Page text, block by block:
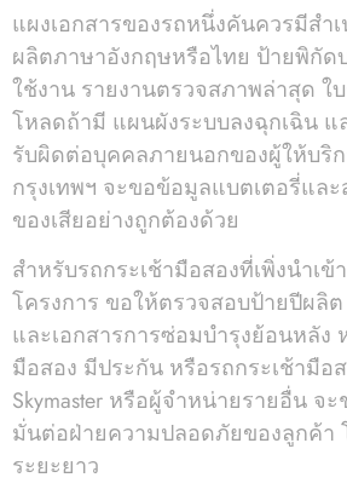
แผงเอกสารของรถหนึ่งคันควรมีสำ
ผลิตภาษาอังกฤษหรือไทย ป้ายพิกัด
ใช้งาน รายงานตรวจสภาพล่าสุด ใ
โหลดถ้ามี แผนผังระบบลงฉุกเฉิน
รับผิดต่อบุคคลภายนอกของผู้ให้บริก
กรุงเทพฯ จะขอข้อมูลแบตเตอรี่และ
ของเสียอย่างถูกต้องด้วย
สำหรับรถกระเช้ามือสองที่เพิ่งนำเ
โครงการ ขอให้ตรวจสอบป้ายปีผลิต
และเอกสารการซ่อมบำรุงย้อนหลัง
มือสอง มีประกัน หรือรถกระเช้ามือ
Skymaster หรือผู้จำหน่ายรายอื่น จ
มั่นต่อฝ่ายความปลอดภัยของลูกค้า
ระยะยาว